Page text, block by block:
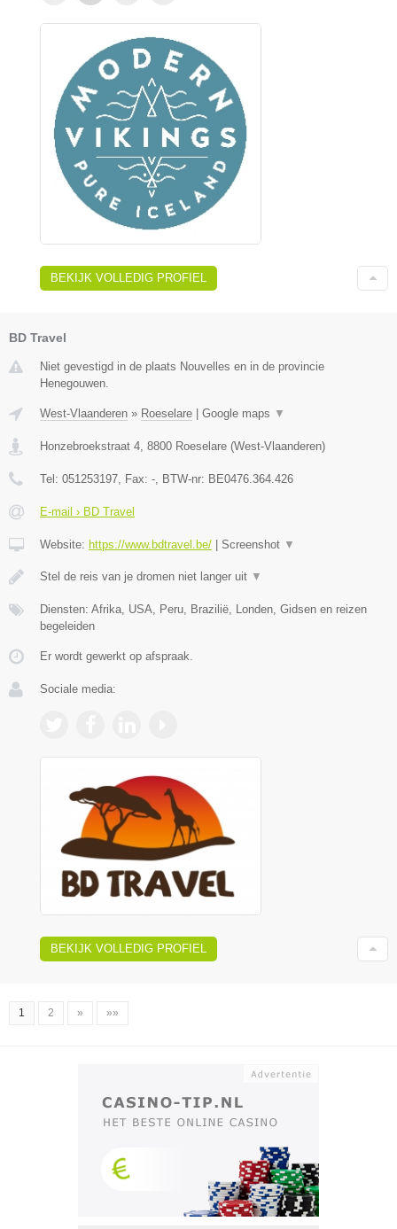
BEKIJK VOLLEDIG PROFIEL
BD Travel
Niet gevestigd in de plaats Nouvelles en in de provincie
Henegouwen.
West-Vlaanderen » Roeselare Google maps ▼
Honzebroekstraat 4, 8800 Roeselare (West-Vlaanderen)
Tel: 051253197, Fax: -, BTW-nr: BE0476.364.426
E-mail › BD Travel
Website: https://www.bdtravel.be/ Screenshot ▼
Stel de reis van je dromen niet langer uit ▼
Diensten: Afrika, USA, Peru, Brazilië, Londen, Gidsen en reizen
begeleiden
Er wordt gewerkt op afspraak.
Sociale media:
BEKIJK VOLLEDIG PROFIEL
1 2 » »»